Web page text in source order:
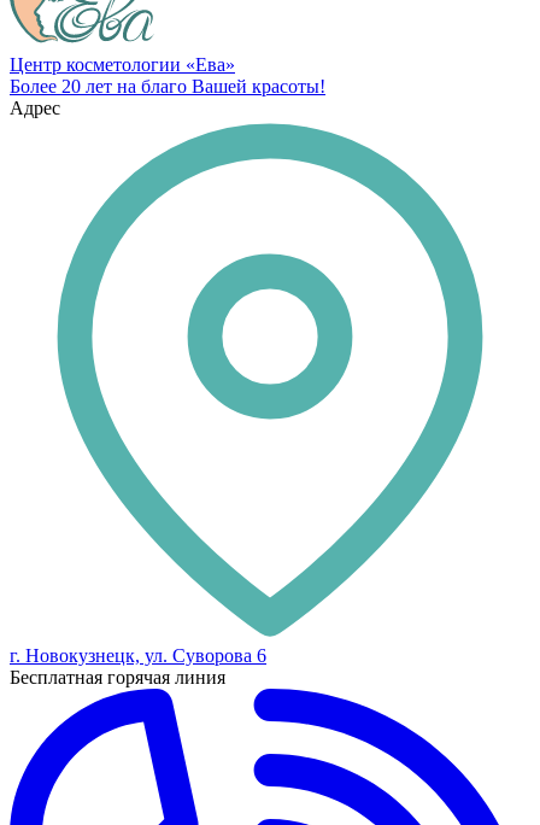
Центр косметологии «Ева»
Более 20 лет на благо Вашей красоты!
Адрес
г. Новокузнецк, ул. Суворова 6
Бесплатная горячая линия